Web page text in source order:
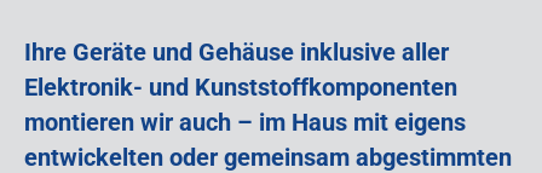
Ihre Geräte und Gehäuse inklusive aller
Elektronik- und Kunststoffkomponenten
montieren wir auch – im Haus mit eigens
entwickelten oder gemeinsam abgestimmten